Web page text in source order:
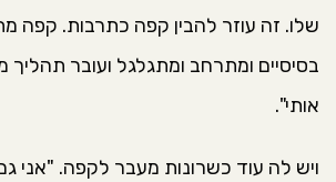
שלו. זה עוזר להבין קפה כתרבות. קפה
בסיסיים ומתרחב ומתגלגל ועובר תהליך
אותי".
ויש לה עוד כשרונות מעבר לקפה. "אני